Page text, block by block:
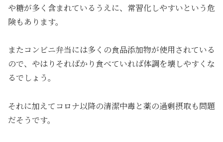
や糖が多く含まれているうえに、常習化しやすいという危
険もあります。
またコンビニ弁当には多くの食品添加物が使用されている
ので、やはりそればかり食べていれば体調を壊しやすくな
るでしょう。
それに加えてコロナ以降の清潔中毒と薬の過剰摂取も問題
だそうです。